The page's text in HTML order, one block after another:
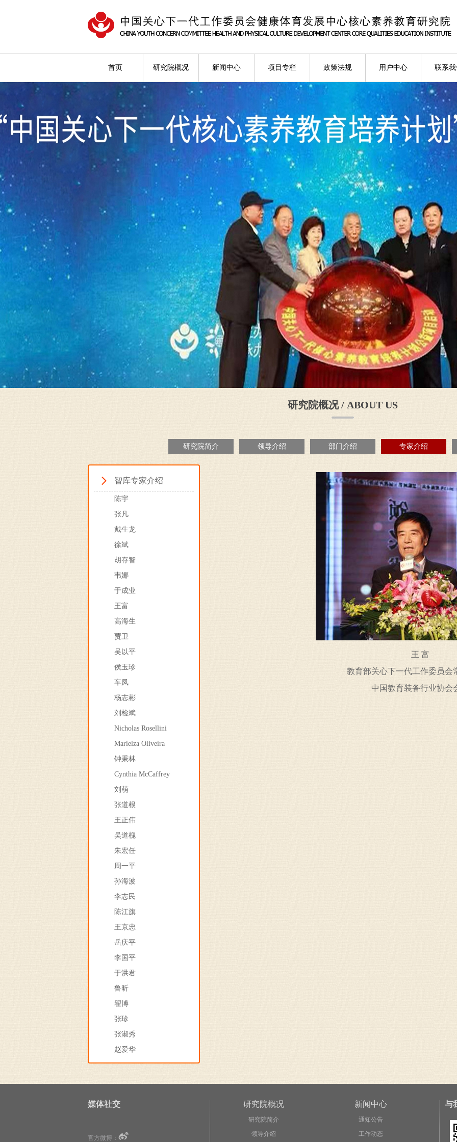
首页 研究院概况 新闻中心 项目专栏 政策法规 用户中心 联系
研究院概况 / ABOUT US
研究院简介 领导介绍 部门介绍 专家介绍
智库专家介绍
陈宇
张凡
戴生龙
徐斌
胡存智
韦娜
于成业
王富
高海生
贾卫
吴以平
侯玉珍
车凤
杨志彬
刘检斌
Nicholas Rosellini
Marielza Oliveira
钟秉林
Cynthia McCaffrey
刘萌
张道根
王正伟
吴道槐
朱宏任
周一平
孙海波
李志民
陈江旗
王京忠
岳庆平
李国平
于洪君
鲁昕
翟博
张珍
张淑秀
赵爱华
王 富
教育部关心下一代工作委员会
中国教育装备行业协会
媒体社交
官方微博：
研究院概况
研究院简介
领导介绍
新闻中心
通知公告
工作动态
与